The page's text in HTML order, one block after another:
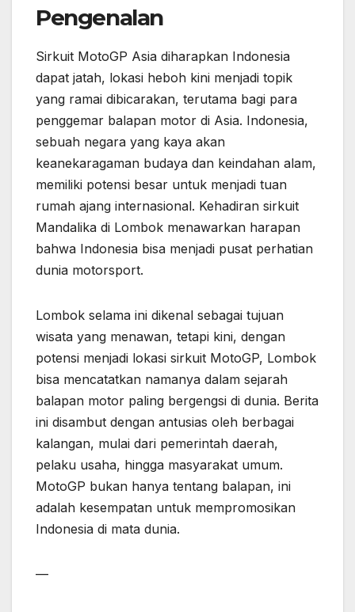
Pengenalan
Sirkuit MotoGP Asia diharapkan Indonesia
dapat jatah, lokasi heboh kini menjadi topik
yang ramai dibicarakan, terutama bagi para
penggemar balapan motor di Asia. Indonesia,
sebuah negara yang kaya akan
keanekaragaman budaya dan keindahan alam,
memiliki potensi besar untuk menjadi tuan
rumah ajang internasional. Kehadiran sirkuit
Mandalika di Lombok menawarkan harapan
bahwa Indonesia bisa menjadi pusat perhatian
dunia motorsport.
Lombok selama ini dikenal sebagai tujuan
wisata yang menawan, tetapi kini, dengan
potensi menjadi lokasi sirkuit MotoGP, Lombok
bisa mencatatkan namanya dalam sejarah
balapan motor paling bergengsi di dunia. Berita
ini disambut dengan antusias oleh berbagai
kalangan, mulai dari pemerintah daerah,
pelaku usaha, hingga masyarakat umum.
MotoGP bukan hanya tentang balapan, ini
adalah kesempatan untuk mempromosikan
Indonesia di mata dunia.
—